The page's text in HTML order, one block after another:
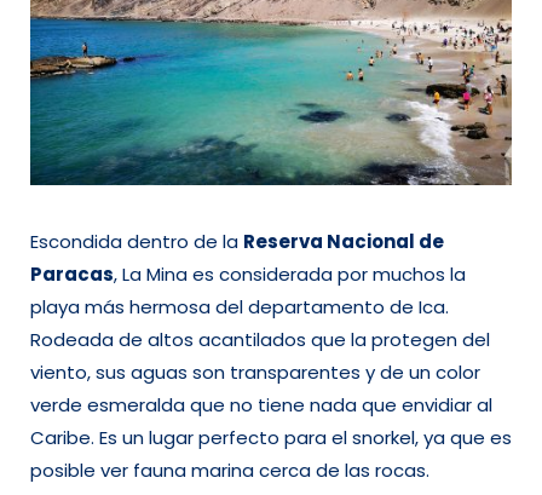
Escondida dentro de la Reserva Nacional de
Paracas, La Mina es considerada por muchos la
playa más hermosa del departamento de Ica.
Rodeada de altos acantilados que la protegen del
viento, sus aguas son transparentes y de un color
verde esmeralda que no tiene nada que envidiar al
Caribe. Es un lugar perfecto para el snorkel, ya que es
posible ver fauna marina cerca de las rocas.